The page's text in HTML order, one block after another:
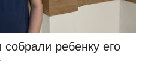
ребенку его